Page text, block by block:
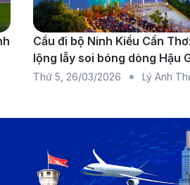
tối ưu với Air Asia. (Ảnh:
vụ cao cấp, đảm bảo mang
Cầu đi bộ Ninh Kiều Cần
lộng lẫy soi bóng dòng Hậu
Thứ 5 26/03/2026 Lý Anh